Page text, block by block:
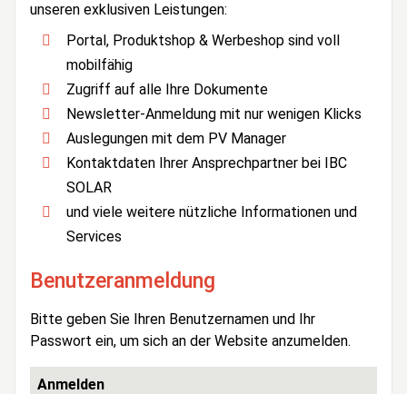
unseren exklusiven Leistungen:
Portal, Produktshop & Werbeshop sind voll
mobilfähig
Zugriff auf alle Ihre Dokumente
Newsletter-Anmeldung mit nur wenigen Klicks
Auslegungen mit dem PV Manager
Kontaktdaten Ihrer Ansprechpartner bei IBC
SOLAR
und viele weitere nützliche Informationen und
Services
Benutzeranmeldung
Bitte geben Sie Ihren Benutzernamen und Ihr
Passwort ein, um sich an der Website anzumelden.
Anmelden